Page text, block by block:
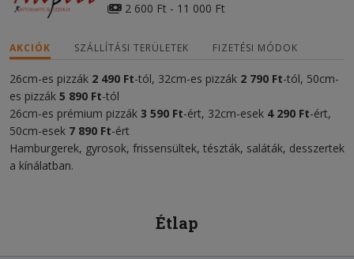
2 600 Ft - 11 000 Ft
AKCIÓK SZÁLLÍTÁSI TERÜLETEK FIZETÉSI MÓDOK
26cm-es pizzák 2 490 Ft-tól, 32cm-es pizzák 2 790 Ft-tól, 50cm-
es pizzák 5 890 Ft-tól
26cm-es prémium pizzák 3 590 Ft-ért, 32cm-esek 4 290 Ft-ért,
50cm-esek 7 890 Ft-ért
Hamburgerek, gyrosok, frissensültek, tészták, saláták, desszertek
a kínálatban.
Étlap